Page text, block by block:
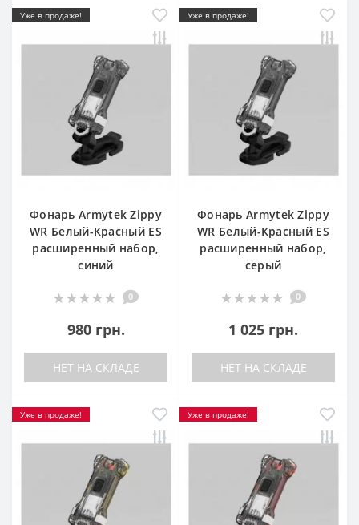
Уже в продаже!
Фонарь Armytek Zippy
WR Белый-Красный ES
расширенный набор,
синий
0
980 грн.
НЕТ НА СКЛАДЕ
Уже в продаже!
Фонарь Armytek Zippy
WR Белый-Красный ES
расширенный набор,
серый
0
1 025 грн.
НЕТ НА СКЛАДЕ
Уже в продаже! Уже в продаже!